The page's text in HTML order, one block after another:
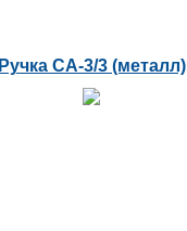
Ручка СА-3/3 (металл)